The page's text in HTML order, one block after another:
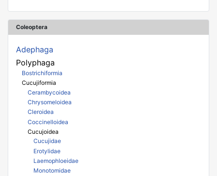
Coleoptera
Adephaga
Polyphaga
Bostrichiformia
Cucujiformia
Cerambycoidea
Chrysomeloidea
Cleroidea
Coccinelloidea
Cucujoidea
Cucujidae
Erotylidae
Laemophloeidae
Monotomidae